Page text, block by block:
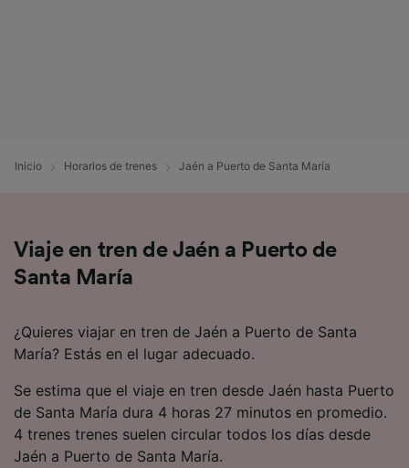
Inicio Horarios de trenes Jaén a Puerto de Santa María
Viaje en tren de Jaén a Puerto de
Santa María
¿Quieres viajar en tren de Jaén a Puerto de Santa
María? Estás en el lugar adecuado.
Se estima que el viaje en tren desde Jaén hasta Puerto
de Santa María dura 4 horas 27 minutos en promedio.
4 trenes trenes suelen circular todos los días desde
Jaén a Puerto de Santa María.
identificación. Almacenar la información en un
dispositivo y/o acceder a ella. Publicidad y
Lista de asociados (proveedores)